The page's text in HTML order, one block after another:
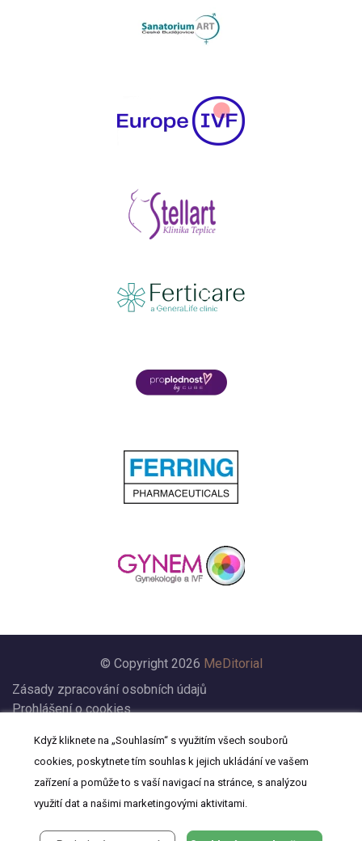
© Copyright 2026 MeDitorial
Zásady zpracování osobních údajů
Prohlášení o cookies
Prohlášení
Kontakt
Když kliknete na „Souhlasím“ s využitím všech souborů
cookies, poskytnete tím souhlas k jejich ukládání ve vašem
zařízení a pomůže to s vaší navigací na stránce, s analýzou
využití dat a našimi marketingovými aktivitami.